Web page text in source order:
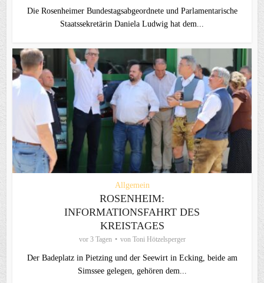
Die Rosenheimer Bundestagsabgeordnete und Parlamentarische
Staatssekretärin Daniela Ludwig hat dem...
Allgemein
ROSENHEIM:
INFORMATIONSFAHRT DES
KREISTAGES
vor 3 Tagen von Toni Hötzelsperger
Der Badeplatz in Pietzing und der Seewirt in Ecking, beide am
Simssee gelegen, gehören dem...